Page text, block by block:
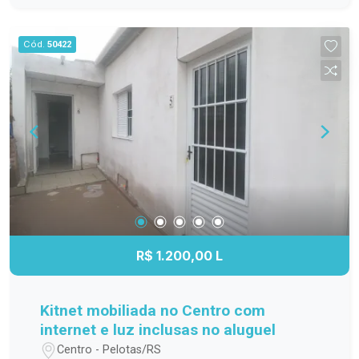
aproveitamento do espaço; Banheiro completo;
Apartamento localizado no 3º andar,
proporcionando mais privacidade, boa ventilação
e excelente iluminação natural. Localização
Localizado na Avenida Duque de Caxias, o
Residencial Estrela Gaúcha oferece fácil acesso
aos principais pontos da cidade. O imóvel está
próximo a supermercados, escolas, farmácias,
transporte público e diversos comércios e
serviços, trazendo mais praticidade para o dia a
de conhecer este apartamento. Entre em contato
e agende sua visita para descobrir tudo o que
Cód. 50422
R$ 1.200,00 L
Kitnet mobiliada no Centro com
internet e luz inclusas no aluguel
Centro - Pelotas/RS